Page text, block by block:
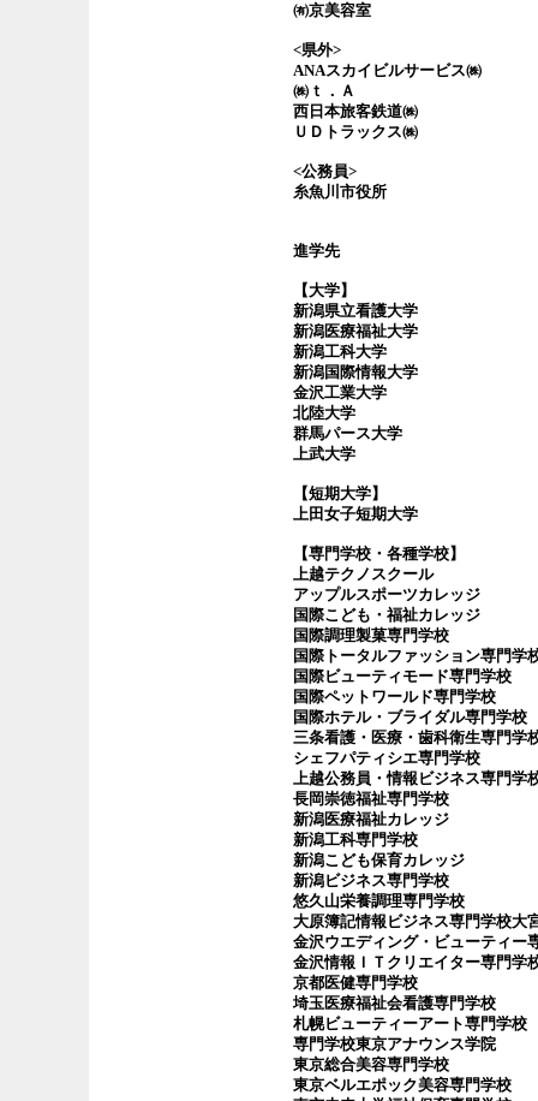
㈲京美容室
<県外>
ANAスカイビルサービス㈱
㈱ｔ．Ａ
西日本旅客鉄道㈱
ＵＤトラックス㈱
<公務員>
糸魚川市役所
進学先
【大学】
新潟県立看護大学
新潟医療福祉大学
新潟工科大学
新潟国際情報大学
金沢工業大学
北陸大学
群馬パース大学
上武大学
【短期大学】
上田女子短期大学
【専門学校・各種学校】
上越テクノスクール
アップルスポーツカレッジ
国際こども・福祉カレッジ
国際調理製菓専門学校
国際トータルファッション専門学
国際ビューティモード専門学校
国際ペットワールド専門学校
国際ホテル・ブライダル専門学校
三条看護・医療・歯科衛生専門学
シェフパティシエ専門学校
上越公務員・情報ビジネス専門学
長岡崇徳福祉専門学校
新潟医療福祉カレッジ
新潟工科専門学校
新潟こども保育カレッジ
新潟ビジネス専門学校
悠久山栄養調理専門学校
大原簿記情報ビジネス専門学校大
金沢ウエディング・ビューティー
金沢情報ＩＴクリエイター専門学
京都医健専門学校
埼玉医療福祉会看護専門学校
札幌ビューティーアート専門学校
専門学校東京アナウンス学院
東京総合美容専門学校
東京ベルエポック美容専門学校